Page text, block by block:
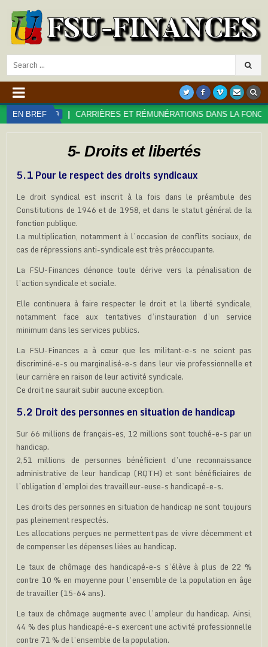
Search
for:
EN BREF
CARRIÈRES ET RÉMUNÉRATIONS DANS LA FONCTION PUBLIQUE
5- Droits et libertés
5.1 Pour le respect des droits syndicaux
Le droit syndical est inscrit à la fois dans le préambule des
Constitutions de 1946 et de 1958, et dans le statut général de la
fonction publique.
La multiplication, notamment à l’occasion de conflits sociaux, de
cas de répressions anti-syndicale est très préoccupante.
La FSU-Finances dénonce toute dérive vers la pénalisation de
l’action syndicale et sociale.
Elle continuera à faire respecter le droit et la liberté syndicale,
notamment face aux tentatives d’instauration d’un service
minimum dans les services publics.
La FSU-Finances a à cœur que les militant-e-s ne soient pas
discriminé-e-s ou marginalisé-e-s dans leur vie professionnelle et
leur carrière en raison de leur activité syndicale.
Ce droit ne saurait subir aucune exception.
5.2 Droit des personnes en situation de handicap
Sur 66 millions de français-es, 12 millions sont touché-e-s par un
handicap.
2,51 millions de personnes bénéficient d’une reconnaissance
administrative de leur handicap (RQTH) et sont bénéficiaires de
l’obligation d’emploi des travailleur-euse-s handicapé-e-s.
Les droits des personnes en situation de handicap ne sont toujours
pas pleinement respectés.
Les allocations perçues ne permettent pas de vivre décemment et
de compenser les dépenses liées au handicap.
Le taux de chômage des handicapé-e-s s’élève à plus de 22 %
contre 10 % en moyenne pour l’ensemble de la population en âge
de travailler (15-64 ans).
Le taux de chômage augmente avec l’ampleur du handicap. Ainsi,
44 % des plus handicapé-e-s exercent une activité professionnelle
contre 71 % de l’ensemble de la population.